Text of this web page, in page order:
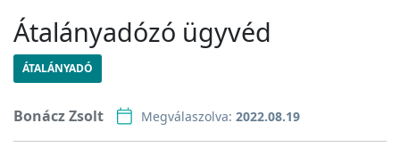
Átalányadózó ügyvéd
ÁTALÁNYADÓ
Bonácz Zsolt Megválaszolva: 2022.08.19